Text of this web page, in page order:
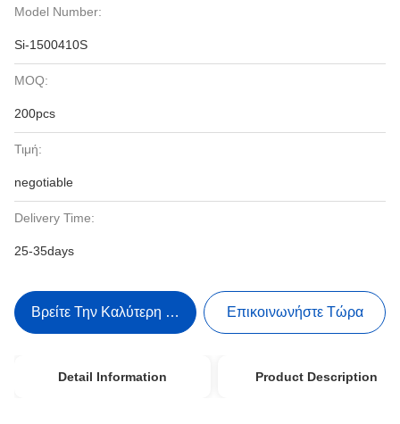
Model Number:
Si-1500410S
MOQ:
200pcs
Τιμή:
negotiable
Delivery Time:
25-35days
Βρείτε Την Καλύτερη Τιμή Επικοινωνήστε Τώρα
Detail Information Product Description